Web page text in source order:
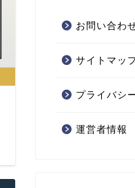
お問い合わ
サイトマッ
プライバシ
運営者情報